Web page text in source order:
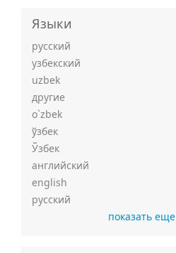
Языки
русский
узбекский
uzbek
другие
o`zbek
ўзбек
Ўзбек
английский
english
русский
показать еще